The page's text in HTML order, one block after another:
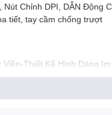
Chỉnh DPI, DẪN Động
tiết, tay cầm chống trượt
Thiết Kế Hình Dáng
4 mức DPI : 800/1200/
Nút chuyển đổi DPI: Nhấn